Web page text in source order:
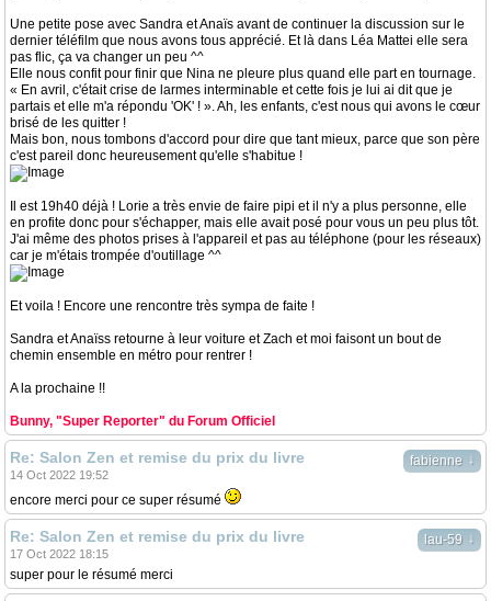
Une petite pose avec Sandra et Anaïs avant de continuer la discussion sur le
dernier téléfilm que nous avons tous apprécié. Et là dans Léa Mattei elle sera
pas flic, ça va changer un peu ^^
Elle nous confit pour finir que Nina ne pleure plus quand elle part en tournage.
« En avril, c'était crise de larmes interminable et cette fois je lui ai dit que je
partais et elle m'a répondu 'OK' ! ». Ah, les enfants, c'est nous qui avons le cœur
brisé de les quitter !
Mais bon, nous tombons d'accord pour dire que tant mieux, parce que son père
c'est pareil donc heureusement qu'elle s'habitue !
Il est 19h40 déjà ! Lorie a très envie de faire pipi et il n'y a plus personne, elle
en profite donc pour s'échapper, mais elle avait posé pour vous un peu plus tôt.
J'ai même des photos prises à l'appareil et pas au téléphone (pour les réseaux)
car je m'étais trompée d'outillage ^^
Et voila ! Encore une rencontre très sympa de faite !
Sandra et Anaïss retourne à leur voiture et Zach et moi faisont un bout de
chemin ensemble en métro pour rentrer !
A la prochaine !!
Bunny, "Super Reporter" du Forum Officiel
fabienne ↓
Re: Salon Zen et remise du prix du livre
14 Oct 2022 19:52
encore merci pour ce super résumé
lau-59 ↓
Re: Salon Zen et remise du prix du livre
17 Oct 2022 18:15
super pour le résumé merci